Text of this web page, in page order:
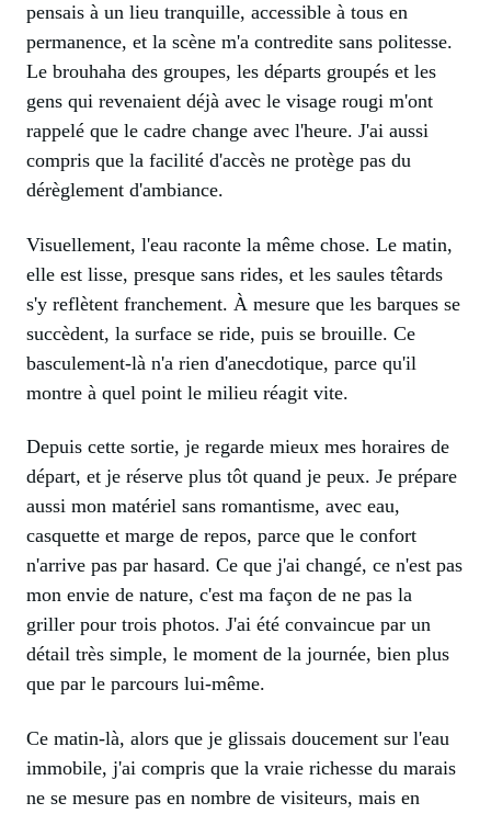
pensais à un lieu tranquille, accessible à tous en
permanence, et la scène m'a contredite sans politesse.
Le brouhaha des groupes, les départs groupés et les
gens qui revenaient déjà avec le visage rougi m'ont
rappelé que le cadre change avec l'heure. J'ai aussi
compris que la facilité d'accès ne protège pas du
dérèglement d'ambiance.
Visuellement, l'eau raconte la même chose. Le matin,
elle est lisse, presque sans rides, et les saules têtards
s'y reflètent franchement. À mesure que les barques se
succèdent, la surface se ride, puis se brouille. Ce
basculement-là n'a rien d'anecdotique, parce qu'il
montre à quel point le milieu réagit vite.
Depuis cette sortie, je regarde mieux mes horaires de
départ, et je réserve plus tôt quand je peux. Je prépare
aussi mon matériel sans romantisme, avec eau,
casquette et marge de repos, parce que le confort
n'arrive pas par hasard. Ce que j'ai changé, ce n'est pas
mon envie de nature, c'est ma façon de ne pas la
griller pour trois photos. J'ai été convaincue par un
détail très simple, le moment de la journée, bien plus
que par le parcours lui-même.
Ce matin-là, alors que je glissais doucement sur l'eau
immobile, j'ai compris que la vraie richesse du marais
ne se mesure pas en nombre de visiteurs, mais en